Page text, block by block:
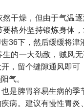
然干燥，但由于气温
要格外坚持锻炼身体
36下，然后缓缓将
生的一大劲敌，贼风
，留个缝隙通风即
气。
是脾胃容易生病的
病。建议有慢性胃